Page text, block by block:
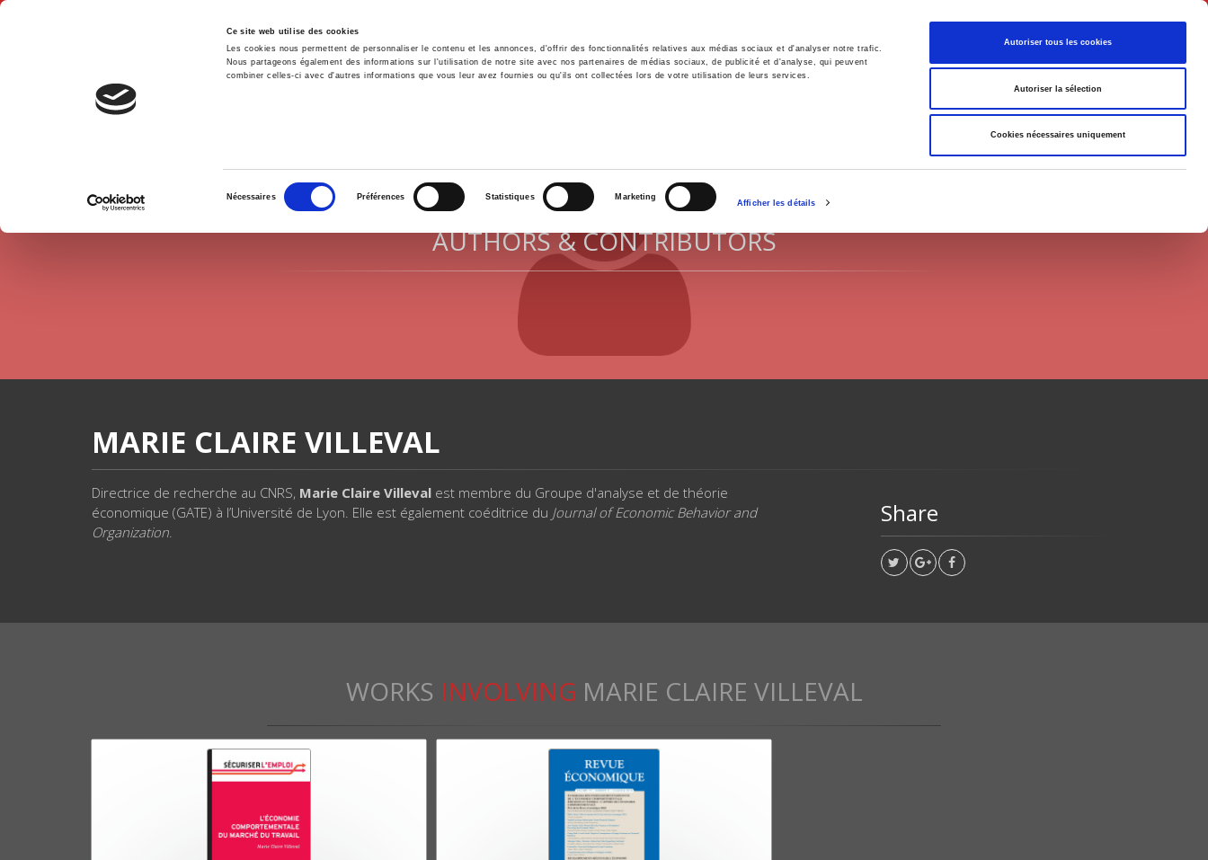
Ce site web utilise des cookies
Les cookies nous permettent de personnaliser le contenu et les annonces, d'offrir des fonctionnalités relatives aux médias sociaux et d'analyser notre trafic.
Nous partageons également des informations sur l'utilisation de notre site avec nos partenaires de médias sociaux, de publicité et d'analyse, qui peuvent
combiner celles-ci avec d'autres informations que vous leur avez fournies ou qu'ils ont collectées lors de votre utilisation de leurs services.
consentement
Nécessaires Préférences Statistiques Marketing
Afficher les détails
Autoriser tous les cookies
Autoriser la sélection
Cookies nécessaires uniquement
English
Home Environment History International Politics
AUTHORS & CONTRIBUTORS
MARIE CLAIRE VILLEVAL
Directrice de recherche au CNRS, Marie Claire Villeval est membre du Groupe d'analyse et de théorie
économique (GATE) à l’Université de Lyon. Elle est également coéditrice du Journal of Economic Behavior and
Organization.
Share
WORKS INVOLVING MARIE CLAIRE VILLEVAL